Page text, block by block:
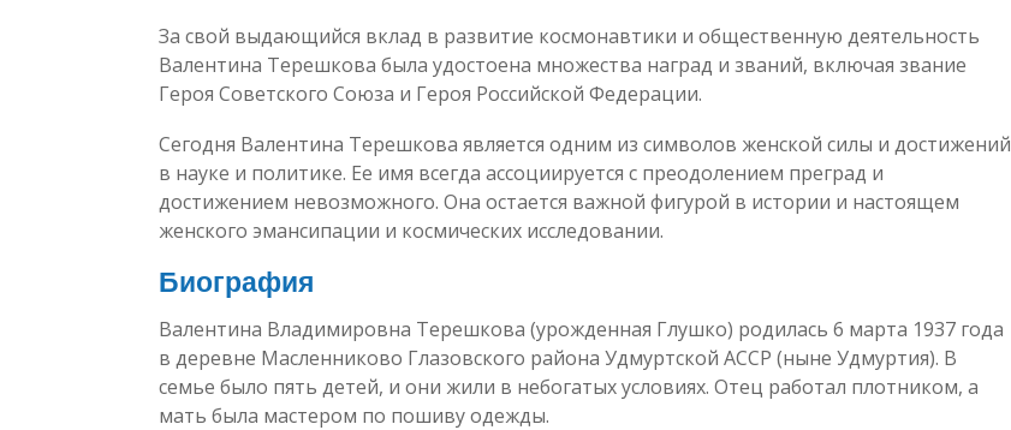
За свой выдающийся вклад в развитие космонавтики и общественную деятельность
Валентина Терешкова была удостоена множества наград и званий, включая звание
Героя Советского Союза и Героя Российской Федерации.
Сегодня Валентина Терешкова является одним из символов женской силы и достижений
в науке и политике. Ее имя всегда ассоциируется с преодолением преград и
достижением невозможного. Она остается важной фигурой в истории и настоящем
женского эмансипации и космических исследовании.
Биография
Валентина Владимировна Терешкова (урожденная Глушко) родилась 6 марта 1937 года
в деревне Масленниково Глазовского района Удмуртской АССР (ныне Удмуртия). В
семье было пять детей, и они жили в небогатых условиях. Отец работал плотником, а
мать была мастером по пошиву одежды.